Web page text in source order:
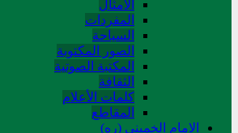
الأمثال
المفردات
السیاحة
الصور المکتوبة
المکتبة الصوتیة
الثقافة
کلمات الأعلام
المقاطع
الامام الخميني (ره)